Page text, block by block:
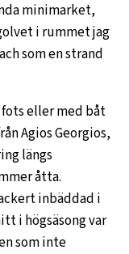
minimarket,
i rummet jag
som en strand
eller med båt
Agios Georgios,
längs
åtta.
inbäddad i
i högsäsong var
som inte